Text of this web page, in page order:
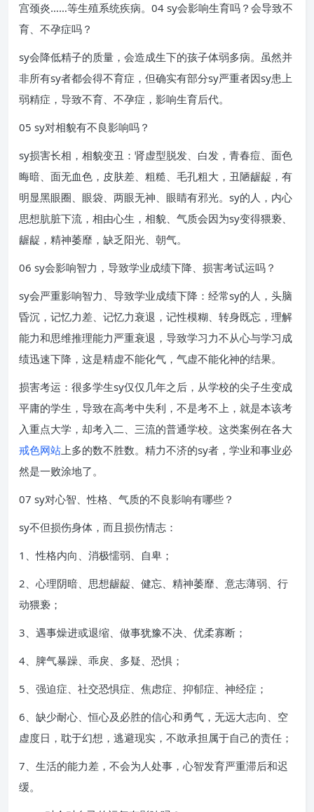
宫颈炎……等生殖系统疾病。04 sy会影响生育吗？会导致不
育、不孕症吗？
sy会降低精子的质量，会造成生下的孩子体弱多病。虽然并
非所有sy者都会得不育症，但确实有部分sy严重者因sy患上
弱精症，导致不育、不孕症，影响生育后代。
05 sy对相貌有不良影响吗？
sy损害长相，相貌变丑：肾虚型脱发、白发，青春痘、面色
晦暗、面无血色，皮肤差、粗糙、毛孔粗大，丑陋龌龊，有
明显黑眼圈、眼袋、两眼无神、眼睛有邪光。sy的人，内心
思想肮脏下流，相由心生，相貌、气质会因为sy变得猥亵、
龌龊，精神萎靡，缺乏阳光、朝气。
06 sy会影响智力，导致学业成绩下降、损害考试运吗？
sy会严重影响智力、导致学业成绩下降：经常sy的人，头脑
昏沉，记忆力差、记忆力衰退，记性模糊、转身既忘，理解
能力和思维推理能力严重衰退，导致学习力不从心与学习成
绩迅速下降，这是精虚不能化气，气虚不能化神的结果。
损害考运：很多学生sy仅仅几年之后，从学校的尖子生变成
平庸的学生，导致在高考中失利，不是考不上，就是本该考
入重点大学，却考入二、三流的普通学校。这类案例在各大
戒色网站上多的数不胜数。精力不济的sy者，学业和事业必
然是一败涂地了。
07 sy对心智、性格、气质的不良影响有哪些？
sy不但损伤身体，而且损伤情志：
1、性格内向、消极懦弱、自卑；
2、心理阴暗、思想龌龊、健忘、精神萎靡、意志薄弱、行
动猥亵；
3、遇事燥进或退缩、做事犹豫不决、优柔寡断；
4、脾气暴躁、乖戾、多疑、恐惧；
5、强迫症、社交恐惧症、焦虑症、抑郁症、神经症；
6、缺少耐心、恒心及必胜的信心和勇气，无远大志向、空
虚度日，耽于幻想，逃避现实，不敢承担属于自己的责任；
7、生活的能力差，不会为人处事，心智发育严重滞后和迟
缓。